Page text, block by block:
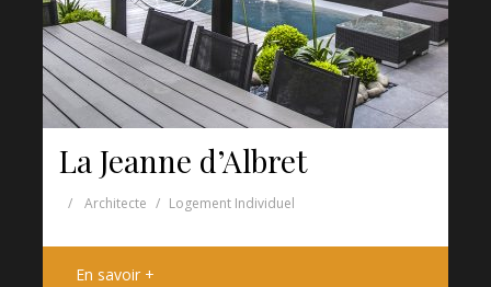
La Jeanne d’Albret
Architecte Logement Individuel
En savoir +